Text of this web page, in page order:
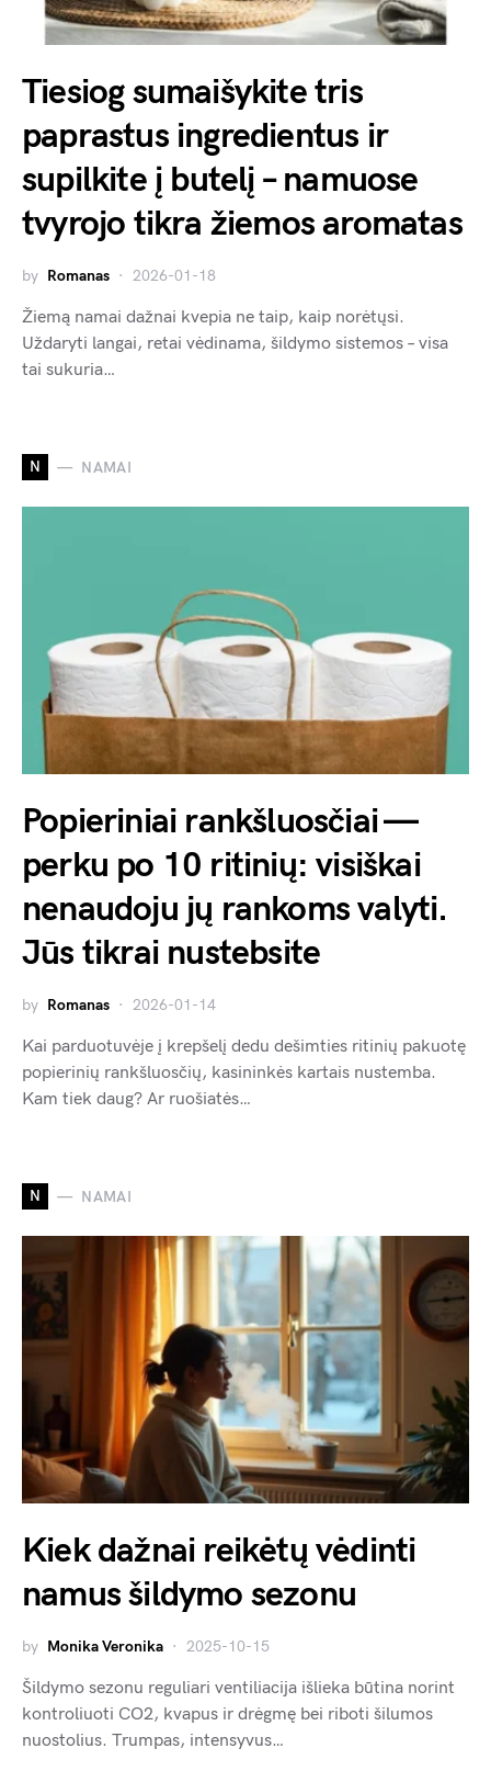
Tiesiog sumaišykite tris
paprastus ingredientus ir
supilkite į butelį – namuose
tvyrojo tikra žiemos aromatas
by Romanas 2026-01-18
Žiemą namai dažnai kvepia ne taip, kaip norėtųsi.
Uždaryti langai, retai vėdinama, šildymo sistemos – visa
tai sukuria…
N NAMAI
Popieriniai rankšluosčiai —
perku po 10 ritinių: visiškai
nenaudoju jų rankoms valyti.
Jūs tikrai nustebsite
by Romanas 2026-01-14
Kai parduotuvėje į krepšelį dedu dešimties ritinių pakuotę
popierinių rankšluosčių, kasininkės kartais nustemba.
Kam tiek daug? Ar ruošiatės…
N NAMAI
Kiek dažnai reikėtų vėdinti
namus šildymo sezonu
by Monika Veronika 2025-10-15
Šildymo sezonu reguliari ventiliacija išlieka būtina norint
kontroliuoti CO2, kvapus ir drėgmę bei riboti šilumos
nuostolius. Trumpas, intensyvus…